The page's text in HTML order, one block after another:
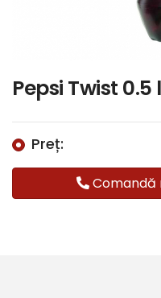
Pepsi Twist 0.5 l
Preț:
Comandă